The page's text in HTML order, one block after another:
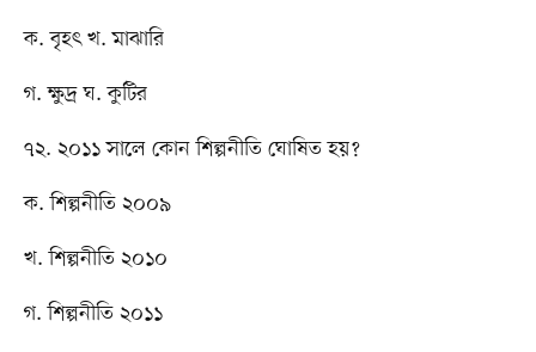
ক. বৃহৎ খ. মাঝারি
গ. ক্ষুদ্র ঘ. কুটির
৭২. ২০১১ সালে কোন শিল্পনীতি ঘোষিত হয়?
ক. শিল্পনীতি ২০০৯
খ. শিল্পনীতি ২০১০
গ. শিল্পনীতি ২০১১